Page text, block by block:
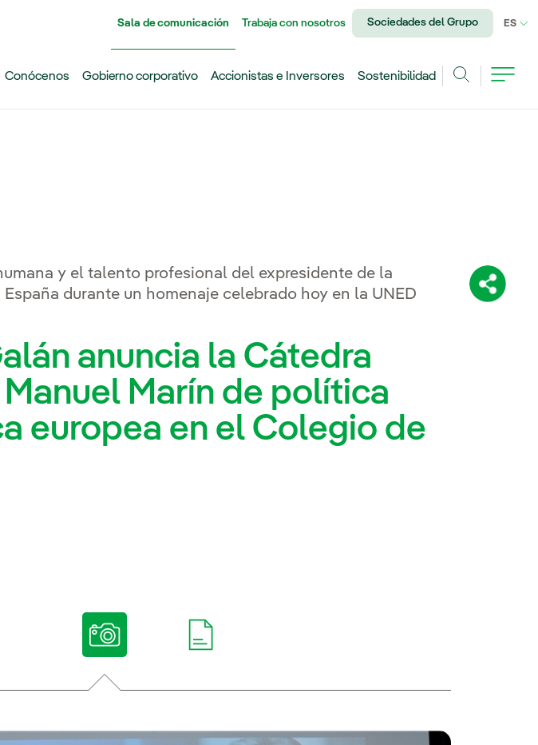
Sala de comunicación Trabaja con nosotros Sociedades del Grupo ES
Conócenos Gobierno corporativo Accionistas e Inversores
Sostenibilidad
voces
sociales
y el talento profesional del expresidente de la
durante un homenaje celebrado hoy en la UNED
anuncia la Cátedra
Manuel Marín de política
europea en el Colegio de